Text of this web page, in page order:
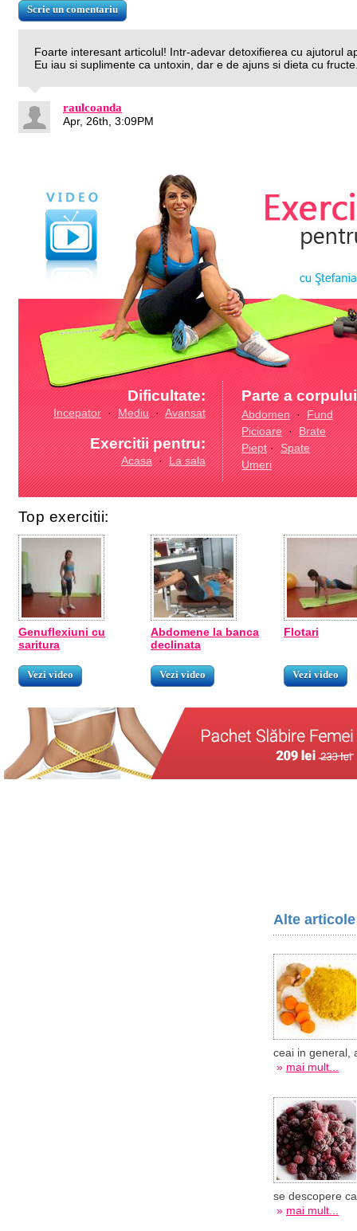
Foarte interesant articolul! Intr-adevar detoxifierea cu ajutorul
Eu iau si suplimente ca untoxin, dar e de ajuns si dieta cu
raulcoanda
Apr, 26th, 3:09PM
Dificultate:
Incepator·Mediu·Avansat
Exercitii pentru:
Acasa·La sala
Parte a
Abdomen·Fund
Picioare·Brate
Piept·Spate
Umeri
Top exercitii:
Genuflexiuni cu
saritura
Vezi video
Abdomene la banca
declinata
Vezi video
Flotari
Vezi video
Alte
ceai in general,
» mai mult...
se descopere
» mai mult...